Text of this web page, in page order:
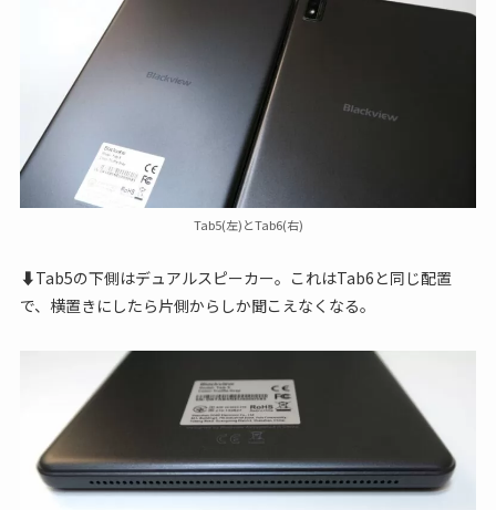
Tab5(左)とTab6(右)
⬇Tab5の下側はデュアルスピーカー。これはTab6と同じ配置
で、横置きにしたら片側からしか聞こえなくなる。